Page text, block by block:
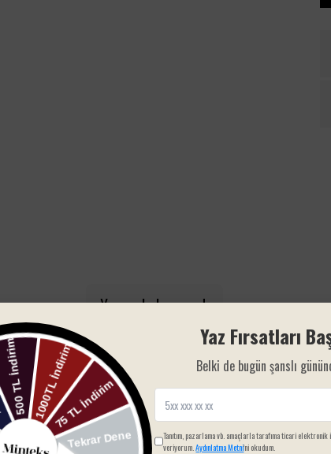
Yorum bulunamadı
Yaz Fırsatları
Belki de bugün şanslı
Tanıtım, pazarlama vb. amaçlarla tarafıma ticari
veriyorum.Aydınlatma Metni'ni okudum.